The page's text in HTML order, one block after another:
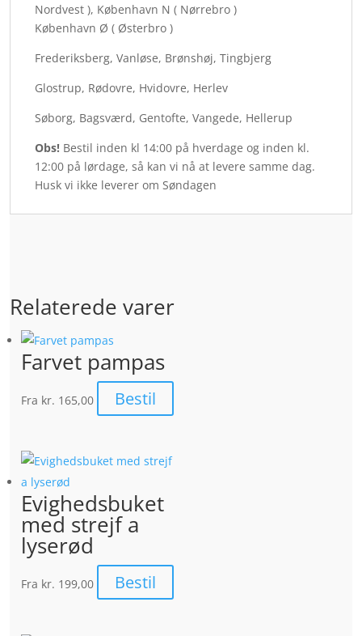
Nordvest ), København N ( Nørrebro )
København Ø ( Østerbro )
Frederiksberg, Vanløse, Brønshøj, Tingbjerg
Glostrup, Rødovre, Hvidovre, Herlev
Søborg, Bagsværd, Gentofte, Vangede, Hellerup
Obs! Bestil inden kl 14:00 på hverdage og inden kl.
12:00 på lørdage, så kan vi nå at levere samme dag.
Husk vi ikke leverer om Søndagen
Relaterede varer
Farvet pampas
Fra kr. 165,00 Bestil
Evighedsbuket
med strejf a
lyserød
Fra kr. 199,00 Bestil